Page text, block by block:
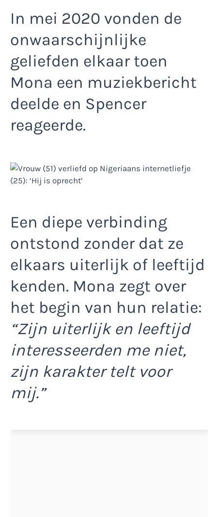
In mei 2020 vonden de
onwaarschijnlijke
geliefden elkaar toen
Mona een muziekbericht
deelde en Spencer
reageerde.
Een diepe verbinding
ontstond zonder dat ze
elkaars uiterlijk of leeftijd
kenden. Mona zegt over
het begin van hun relatie:
“Zijn uiterlijk en leeftijd
interesseerden me niet,
zijn karakter telt voor
mij.”